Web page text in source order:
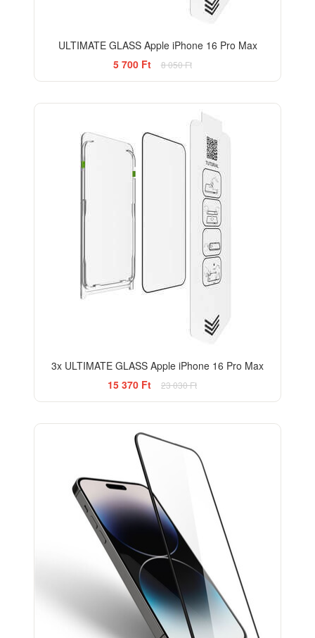
ULTIMATE GLASS Apple iPhone 16 Pro Max
5 700 Ft
8 050 Ft
3x ULTIMATE GLASS Apple iPhone 16 Pro Max
15 370 Ft
23 030 Ft